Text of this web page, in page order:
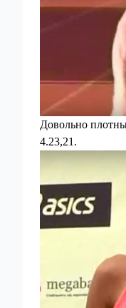
Довольно
4.23,21.